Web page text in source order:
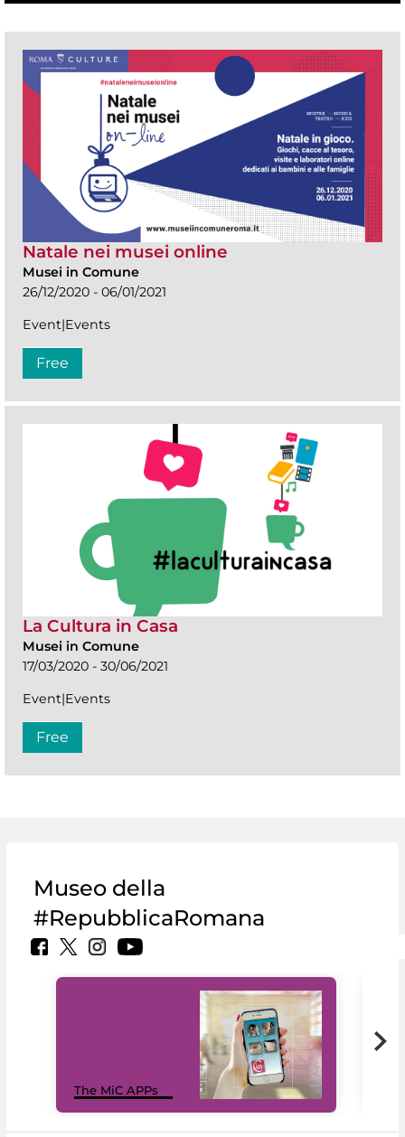
Natale nei musei online
Musei in Comune
26/12/2020 - 06/01/2021
Event|Events
Free
La Cultura in Casa
Musei in Comune
17/03/2020 - 30/06/2021
Event|Events
Free
Museo della
#RepubblicaRomana
The MiC APPs